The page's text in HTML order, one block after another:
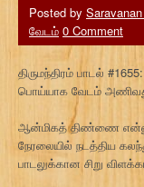
Posted by
வேடம் 0 Comment
திருமந்திரம் பாடல்
பொய்யாக வேடம்
ஆன்மிகத் திண்ணை
நேரலையில் நடத்திய
பாடலுக்கான சிறு